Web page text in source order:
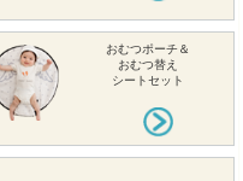
おむつポーチ＆
おむつ替え
シートセット